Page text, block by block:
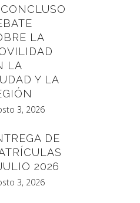
LA
LA
Y LA
3, 2026
DE
2026
3, 2026